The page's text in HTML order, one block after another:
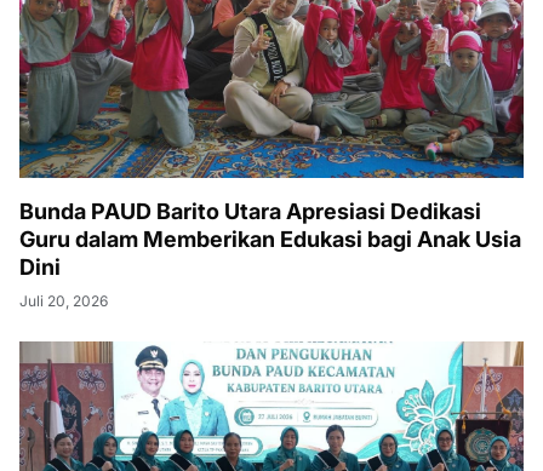
Bunda PAUD Barito Utara Apresiasi Dedikasi
Guru dalam Memberikan Edukasi bagi Anak Usia
Dini
Juli 20, 2026